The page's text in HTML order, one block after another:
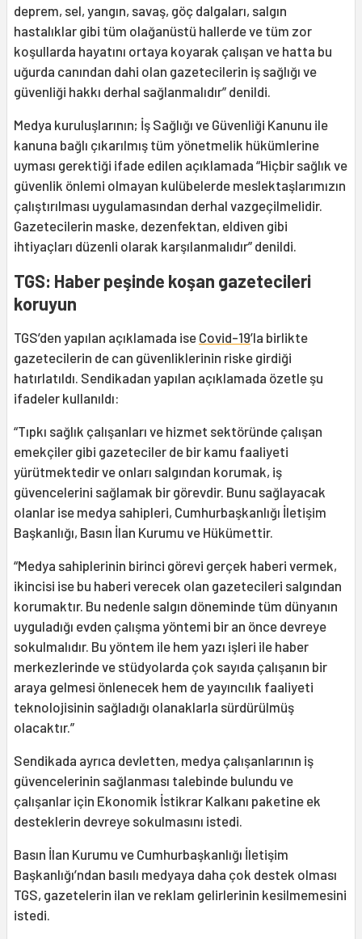
deprem, sel, yangın, savaş, göç dalgaları, salgın
hastalıklar gibi tüm olağanüstü hallerde ve tüm zor
koşullarda hayatını ortaya koyarak çalışan ve hatta bu
uğurda canından dahi olan gazetecilerin iş sağlığı ve
güvenliği hakkı derhal sağlanmalıdır” denildi.
Medya kuruluşlarının; İş Sağlığı ve Güvenliği Kanunu ile
kanuna bağlı çıkarılmış tüm yönetmelik hükümlerine
uyması gerektiği ifade edilen açıklamada “Hiçbir sağlık ve
güvenlik önlemi olmayan kulübelerde meslektaşlarımızın
çalıştırılması uygulamasından derhal vazgeçilmelidir.
Gazetecilerin maske, dezenfektan, eldiven gibi
ihtiyaçları düzenli olarak karşılanmalıdır” denildi.
TGS: Haber peşinde koşan gazetecileri
koruyun
TGS’den yapılan açıklamada ise Covid-19’la birlikte
gazetecilerin de can güvenliklerinin riske girdiği
hatırlatıldı. Sendikadan yapılan açıklamada özetle şu
ifadeler kullanıldı:
“Tıpkı sağlık çalışanları ve hizmet sektöründe çalışan
emekçiler gibi gazeteciler de bir kamu faaliyeti
yürütmektedir ve onları salgından korumak, iş
güvencelerini sağlamak bir görevdir. Bunu sağlayacak
olanlar ise medya sahipleri, Cumhurbaşkanlığı İletişim
Başkanlığı, Basın İlan Kurumu ve Hükümettir.
“Medya sahiplerinin birinci görevi gerçek haberi vermek,
ikincisi ise bu haberi verecek olan gazetecileri salgından
korumaktır. Bu nedenle salgın döneminde tüm dünyanın
uyguladığı evden çalışma yöntemi bir an önce devreye
sokulmalıdır. Bu yöntem ile hem yazı işleri ile haber
merkezlerinde ve stüdyolarda çok sayıda çalışanın bir
araya gelmesi önlenecek hem de yayıncılık faaliyeti
teknolojisinin sağladığı olanaklarla sürdürülmüş
olacaktır.”
Sendikada ayrıca devletten, medya çalışanlarının iş
güvencelerinin sağlanması talebinde bulundu ve
çalışanlar için Ekonomik İstikrar Kalkanı paketine ek
desteklerin devreye sokulmasını istedi.
Basın İlan Kurumu ve Cumhurbaşkanlığı İletişim
Başkanlığı’ndan basılı medyaya daha çok destek olması
TGS, gazetelerin ilan ve reklam gelirlerinin kesilmemesini
istedi.